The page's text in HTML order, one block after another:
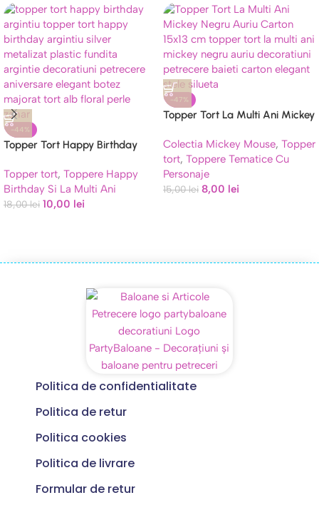
-44%
Topper Tort Happy Birthday
Topper tort, Toppere Happy
Birthday Si La Multi Ani
18,00lei 10,00 lei
-47%
Topper Tort La Multi Ani Mickey
Colectia Mickey Mouse, Topper
tort, Toppere Tematice Cu
Personaje
15,00lei 8,00 lei
Politica de confidentialitate
Politica de retur
Politica cookies
Politica de livrare
Formular de retur